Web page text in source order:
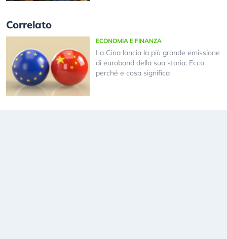
Correlato
ECONOMIA E FINANZA
La Cina lancia la più grande emissione
di eurobond della sua storia. Ecco
perché e cosa significa